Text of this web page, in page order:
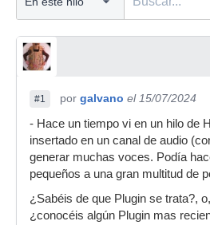
#1 por galvano el 15/07/2024
- Hace un tiempo vi en un hilo de
insertado en un canal de audio
generar muchas voces. Podía
pequeños a una gran multitud de
¿Sabéis de que Plugin se trata?,
¿conocéis algún Plugin mas